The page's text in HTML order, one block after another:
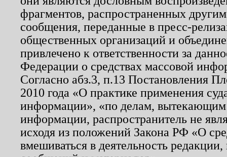
фрагментов, распространенных
сообщения, переданные в пресс-
общественных организаций и
привлечено к ответственности за
Федерации о средствах массовой
Согласно абз.3, п.13 Постановления
2010 года «О практике применения
информации», «по делам, вытекающим
информации, распространитель не
исходя из положений Закона РФ «О
вмешиваться в деятельность